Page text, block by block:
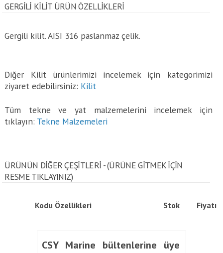
GERGILI KILIT ÜRÜN ÖZELLİKLERİ
Gergili kilit. AISI 316 paslanmaz çelik.
Diğer Kilit ürünlerimizi incelemek için kategorimizi
ziyaret edebilirsiniz: Kilit
Tüm tekne ve yat malzemelerini incelemek için
tıklayın: Tekne Malzemeleri
ÜRÜNÜN DİĞER ÇEŞİTLERİ - (ÜRÜNE GITMEK IÇIN
RESME TIKLAYINIZ)
Kodu Özellikleri Stok Fiyatı
CSY Marine bültenlerine üye